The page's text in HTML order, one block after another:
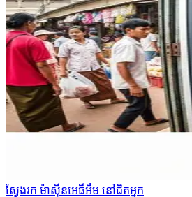
ស្វែងរក ម៉ាស៊ីនអេធីអឹម នៅជិតអ្នក